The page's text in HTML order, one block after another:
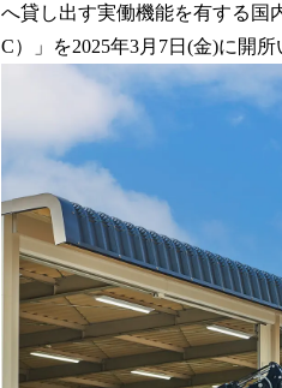
へ貸し出す実働機能を有する国
C）」を2025年3月7日(金)に開所